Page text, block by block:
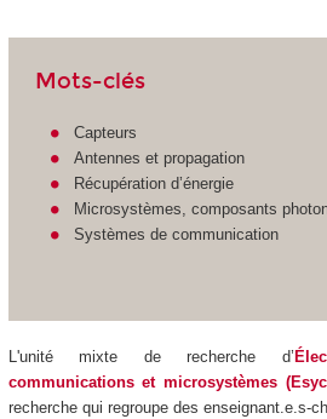
Mots-clés
Capteurs
Antennes et propagation
Récupération d’énergie
Microsystèmes, composants
Systèmes de communication
L'unité mixte de recherche d’
communications et microsystèmes
recherche qui regroupe des enseignant.e.s-